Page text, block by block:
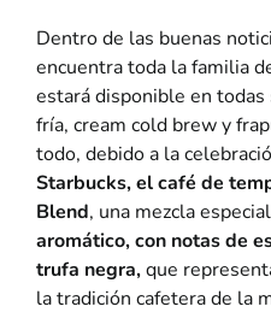
Dentro de las buenas
encuentra toda la familia
estará disponible en
fría, cream cold brew y
todo, debido a la
Starbucks, el café de
Blend, una mezcla
aromático, con notas de
trufa negra,que
la tradición cafetera de la